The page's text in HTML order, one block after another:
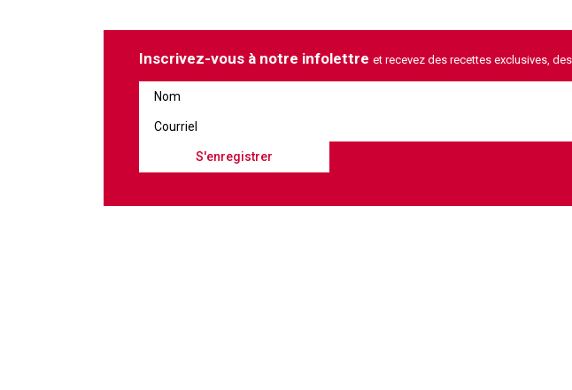
Inscrivez-vous à notre infolettre et recevez des recettes exclusives,